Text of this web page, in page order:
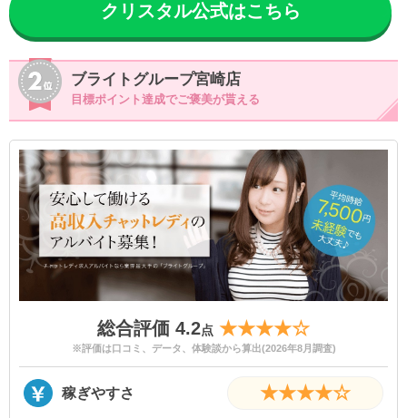
クリスタル公式はこちら
ブライトグループ宮崎店
目標ポイント達成でご褒美が貰える
総合評価 4.2点 ★★★★☆
※評価は口コミ、データ、体験談から算出(2026年8月調査)
稼ぎやすさ ★★★★☆